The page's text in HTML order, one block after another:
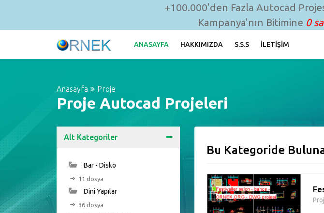
+100.000'den Fazla Autocad
Kampanya'nın Bitimine 0
ANASAYFA HAKKIMIZDA S.S.S İLETIŞIM
Anasayfa Proje
Proje Autocad Projeleri
Alt Kategoriler
Bar - Disko
11 dosya
Dini Yapılar
36 dosya
Bu Kategoride